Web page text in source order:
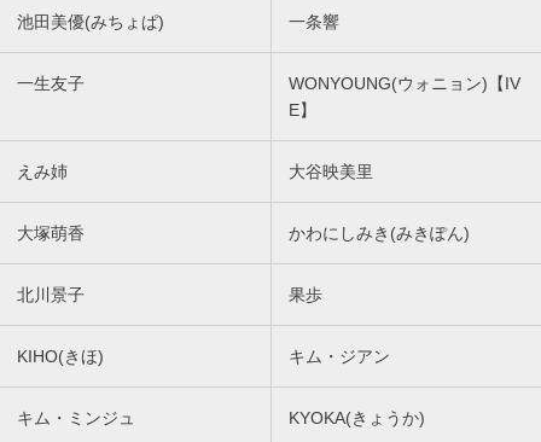
池田美優(みちょぱ) 一条響
一生友子
WONYOUNG(ウォニョン)【IV
E】
えみ姉 大谷映美里
大塚萌香 かわにしみき(みきぽん)
北川景子 果歩
KIHO(きほ) キム・ジアン
キム・ミンジュ KYOKA(きょうか)